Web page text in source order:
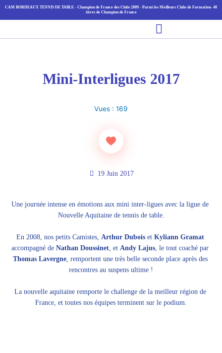
Aller
CAM BORDEAUX TENNIS DE TABLE - Champion de France des Clubs 2009 - Parmi les Meilleurs Clubs de Formation- 40
titres de Champion de France
Main
Menu
Mini-Interligues 2017
Vues : 169
19 Juin 2017
Une journée intense en émotions aux mini inter-ligues avec la ligue de
Nouvelle Aquitaine de tennis de table.
En 2008, nos petits Camistes, Arthur Dubois et Kyliann Gramat
accompagné de Nathan Doussinet, et Andy Lajus
Thomas Lavergne, remportent une très belle seconde place après des
rencontres au suspens ultime !
La nouvelle aquitaine remporte le challenge de la meilleur région de
France, et toutes nos équipes terminent sur le podium.